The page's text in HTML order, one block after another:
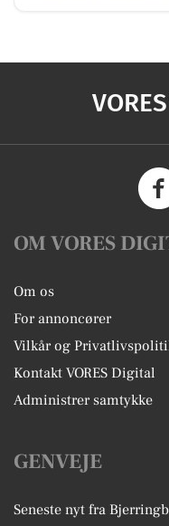
VORES
OM VORES
Om os
For annoncører
Vilkår og
Kontakt VORES Digital
Administrer samtykke
GENVEJE
Seneste nyt fra